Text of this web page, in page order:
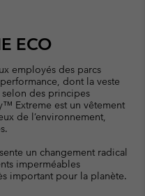
ECO
employés des parcs
dont la veste
des principes
Extreme est un vêtement
de l’environnement,
un changement radical
imperméables
important pour la planète.